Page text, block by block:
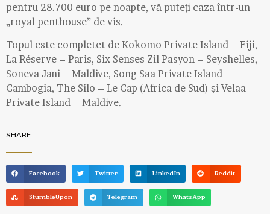
pentru 28.700 euro pe noapte, vă puteți caza într-un
„royal penthouse” de vis.
Topul este completet de Kokomo Private Island – Fiji,
La Réserve – Paris, Six Senses Zil Pasyon – Seyshelles,
Soneva Jani – Maldive, Song Saa Private Island –
Cambogia, The Silo – Le Cap (Africa de Sud) și Velaa
Private Island – Maldive.
SHARE
Facebook Twitter LinkedIn Reddit
StumbleUpon Telegram WhatsApp